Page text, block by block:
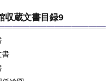
収蔵文書目録9
書